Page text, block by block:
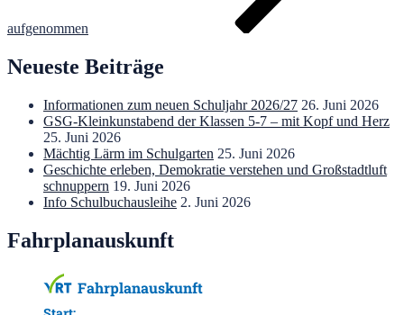
aufgenommen
Neueste Beiträge
Informationen zum neuen Schuljahr 2026/27 26. Juni 2026
GSG-Kleinkunstabend der Klassen 5-7 – mit Kopf und Herz
25. Juni 2026
Mächtig Lärm im Schulgarten 25. Juni 2026
Geschichte erleben, Demokratie verstehen und Großstadtluft
schnuppern 19. Juni 2026
Info Schulbuchausleihe 2. Juni 2026
Fahrplanauskunft